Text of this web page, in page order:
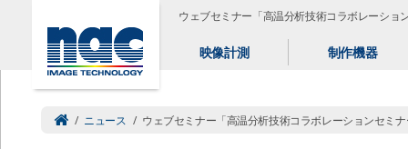
ウェブセミナー「高温分析技術コラボレーショ
映像計測 制作機器
/ ニュース / ウェブセミナー「高温分析技術コラボレーションセミ